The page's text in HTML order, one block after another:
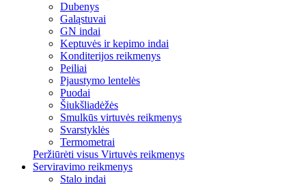
Dubenys
Galąstuvai
GN indai
Keptuvės ir kepimo indai
Konditerijos reikmenys
Peiliai
Pjaustymo lentelės
Puodai
Šiukšliadėžės
Smulkūs virtuvės reikmenys
Svarstyklės
Termometrai
Peržiūrėti visus Virtuvės reikmenys
Serviravimo reikmenys
Stalo indai